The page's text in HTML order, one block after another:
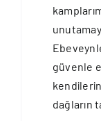
güvenle
dağların